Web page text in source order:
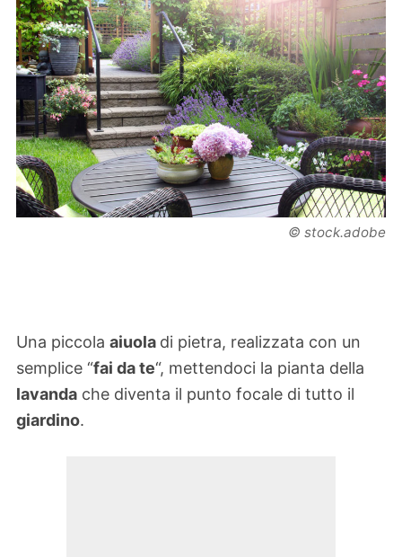
© stock.adobe
Una piccola aiuola di pietra, realizzata con un
semplice “fai da te“, mettendoci la pianta della
lavanda che diventa il punto focale di tutto il
giardino.